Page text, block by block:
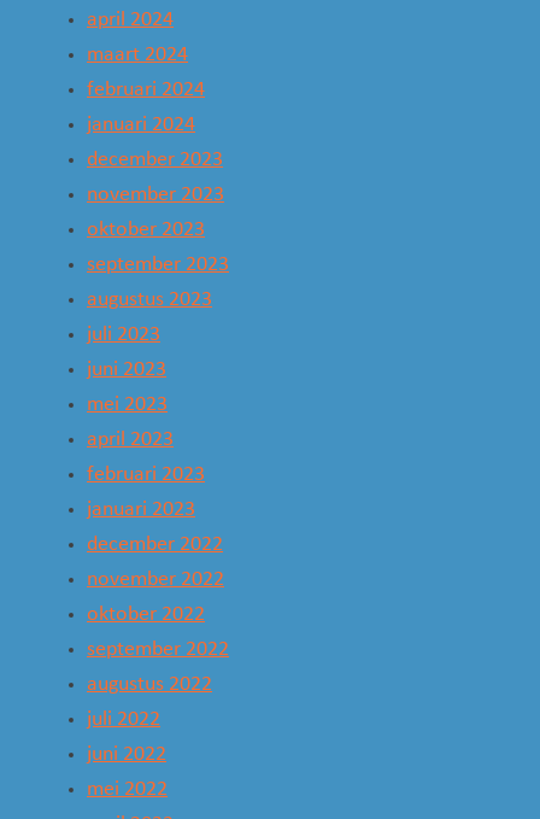
april 2024
maart 2024
februari 2024
januari 2024
december 2023
november 2023
oktober 2023
september 2023
augustus 2023
juli 2023
juni 2023
mei 2023
april 2023
februari 2023
januari 2023
december 2022
november 2022
oktober 2022
september 2022
augustus 2022
juli 2022
juni 2022
mei 2022